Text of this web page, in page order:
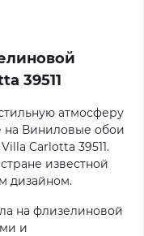
39511
атмосферу
на Виниловые обои
Carlotta 39511.
известной
дизайном.
на флизелиновой
и